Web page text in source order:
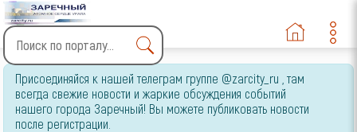
Type 2 or more characters
for results.
Присоединяйся к нашей телеграм группе @zarcity_ru , там
всегда свежие новости и жаркие обсуждения событий
нашего города Заречный! Вы можете публиковать новости
после регистрации.